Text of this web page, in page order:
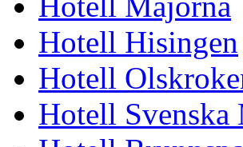
Hotell Hisingen
Hotell
Hotell Svenska